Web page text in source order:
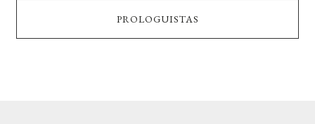
PROLOGUISTAS